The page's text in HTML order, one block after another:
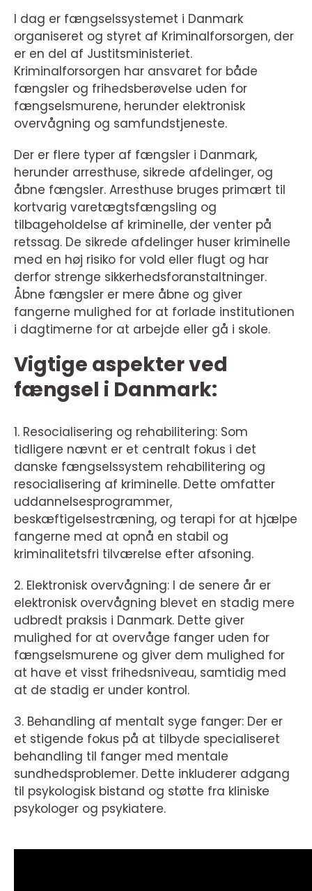
I dag er fængselssystemet i Danmark
organiseret og styret af Kriminalforsorgen, der
er en del af Justitsministeriet.
Kriminalforsorgen har ansvaret for både
fængsler og frihedsberøvelse uden for
fængselsmurene, herunder elektronisk
overvågning og samfundstjeneste.
Der er flere typer af fængsler i Danmark,
herunder arresthuse, sikrede afdelinger, og
åbne fængsler. Arresthuse bruges primært til
kortvarig varetægtsfængsling og
tilbageholdelse af kriminelle, der venter på
retssag. De sikrede afdelinger huser kriminelle
med en høj risiko for vold eller flugt og har
derfor strenge sikkerhedsforanstaltninger.
Åbne fængsler er mere åbne og giver
fangerne mulighed for at forlade institutionen
i dagtimerne for at arbejde eller gå i skole.
Vigtige aspekter ved
fængsel i Danmark:
1. Resocialisering og rehabilitering: Som
tidligere nævnt er et centralt fokus i det
danske fængselssystem rehabilitering og
resocialisering af kriminelle. Dette omfatter
uddannelsesprogrammer,
beskæftigelsestræning, og terapi for at hjælpe
fangerne med at opnå en stabil og
kriminalitetsfri tilværelse efter afsoning.
2. Elektronisk overvågning: I de senere år er
elektronisk overvågning blevet en stadig mere
udbredt praksis i Danmark. Dette giver
mulighed for at overvåge fanger uden for
fængselsmurene og giver dem mulighed for
at have et visst frihedsniveau, samtidig med
at de stadig er under kontrol.
3. Behandling af mentalt syge fanger: Der er
et stigende fokus på at tilbyde specialiseret
behandling til fanger med mentale
sundhedsproblemer. Dette inkluderer adgang
til psykologisk bistand og støtte fra kliniske
psykologer og psykiatere.